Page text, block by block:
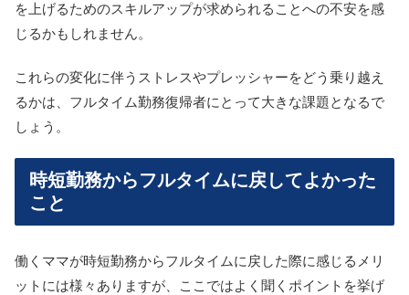
を上げるためのスキルアップが求められることへの不安を感
じるかもしれません。
これらの変化に伴うストレスやプレッシャーをどう乗り越え
るかは、フルタイム勤務復帰者にとって大きな課題となるで
しょう。
時短勤務からフルタイムに戻してよかった
こと
働くママが時短勤務からフルタイムに戻した際に感じるメリ
ットには様々ありますが、ここではよく聞くポイントを挙げ